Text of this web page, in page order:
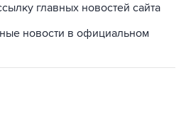
главных новостей сайта
новости в официальном